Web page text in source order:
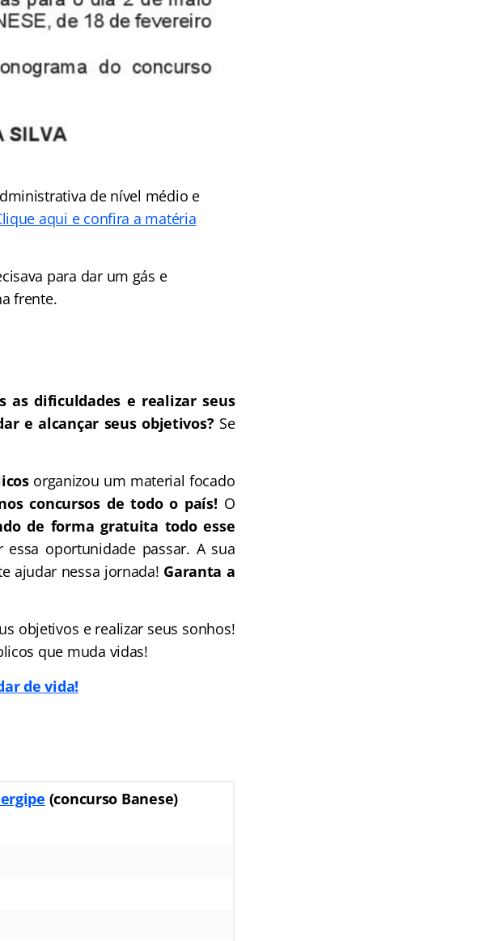
de nível médio e
aqui e confira a matéria
para dar um gás e
frente.
as dificuldades e realizar seus
e alcançar seus objetivos?Se
organizou um material focado
concursos de todo o país! O
de forma gratuita todo esse
oportunidade passar. A sua
ajudar nessa jornada! Garanta a
objetivos e realizar seus sonhos!
que muda vidas!
de vida!
(concurso Banese)